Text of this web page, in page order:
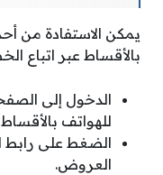
يمكن الاستفادة من
بالأقساط عبر اتباع
الدخول إلى
للهواتف
الضغط على
العروض.